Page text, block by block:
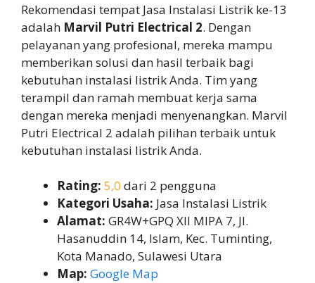
Rekomendasi tempat Jasa Instalasi Listrik ke-13
adalah Marvil Putri Electrical 2. Dengan
pelayanan yang profesional, mereka mampu
memberikan solusi dan hasil terbaik bagi
kebutuhan instalasi listrik Anda. Tim yang
terampil dan ramah membuat kerja sama
dengan mereka menjadi menyenangkan. Marvil
Putri Electrical 2 adalah pilihan terbaik untuk
kebutuhan instalasi listrik Anda.
Rating: 5,0 dari 2 pengguna
Kategori Usaha: Jasa Instalasi Listrik
Alamat: GR4W+GPQ XII MIPA 7, Jl.
Hasanuddin 14, Islam, Kec. Tuminting,
Kota Manado, Sulawesi Utara
Map: Google Map